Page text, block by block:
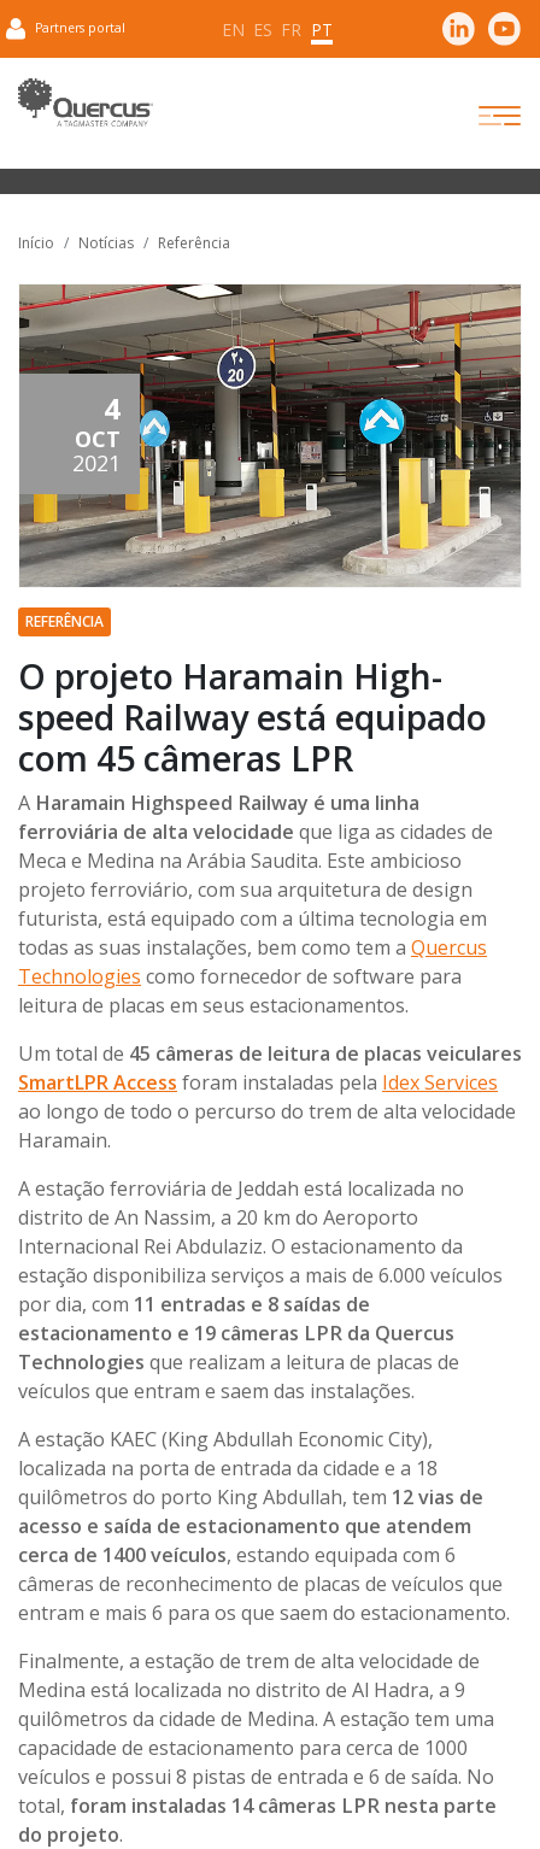
Partners portal EN ES FR PT
Início Notícias Referência
4
OCT
2021
REFERÊNCIA
O projeto Haramain High-
speed Railway está equipado
com 45 câmeras LPR
A Haramain Highspeed Railway é uma linha
ferroviária de alta velocidade que liga as cidades de
Meca e Medina na Arábia Saudita. Este ambicioso
projeto ferroviário, com sua arquitetura de design
futurista, está equipado com a última tecnologia em
todas as suas instalações, bem como tem a Quercus
Technologies como fornecedor de software para
leitura de placas em seus estacionamentos.
Um total de 45 câmeras de leitura de placas veiculares
SmartLPR Access foram instaladas pela Idex Services
ao longo de todo o percurso do trem de alta velocidade
Haramain.
A estação ferroviária de Jeddah está localizada no
distrito de An Nassim, a 20 km do Aeroporto
Internacional Rei Abdulaziz. O estacionamento da
estação disponibiliza serviços a mais de 6.000 veículos
por dia, com 11 entradas e 8 saídas de
estacionamento e 19 câmeras LPR da Quercus
Technologies que realizam a leitura de placas de
veículos que entram e saem das instalações.
A estação KAEC (King Abdullah Economic City),
localizada na porta de entrada da cidade e a 18
quilômetros do porto King Abdullah, tem 12 vias de
acesso e saída de estacionamento que atendem
cerca de 1400 veículos, estando equipada com 6
câmeras de reconhecimento de placas de veículos que
entram e mais 6 para os que saem do estacionamento.
Finalmente, a estação de trem de alta velocidade de
Medina está localizada no distrito de Al Hadra, a 9
quilômetros da cidade de Medina. A estação tem uma
capacidade de estacionamento para cerca de 1000
veículos e possui 8 pistas de entrada e 6 de saída. No
total, foram instaladas 14 câmeras LPR nesta parte
do projeto.